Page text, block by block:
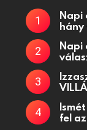
Napi
hány
Napi
fel